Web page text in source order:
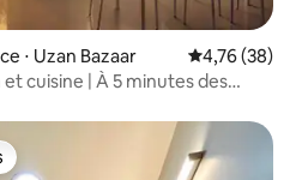
⋅ Uzan Bazaar Évaluation
4,76 (38)
cuisine | À 5 minutes des